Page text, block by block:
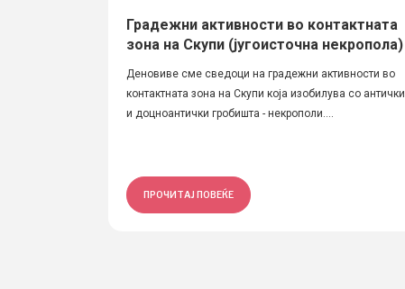
Градежни активности во контактната
зона на Скупи (југоисточна некропола)
Деновиве сме сведоци на градежни активности во
контактната зона на Скупи која изобилува со антички
и доцноантички гробишта - некрополи....
ПРОЧИТАЈ ПОВЕЌЕ